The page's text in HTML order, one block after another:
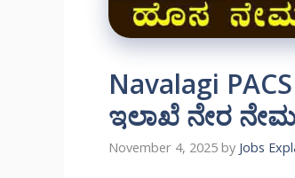
Navalagi
ಇಲಾಖೆ ನೇರ
November 4, 2025 by Jobs